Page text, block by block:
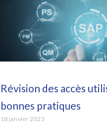
Révision des accès
bonnes pratiques
18 janvier 2023